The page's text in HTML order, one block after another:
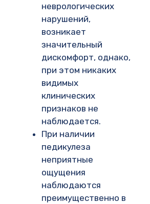
неврологических
нарушений,
возникает
значительный
дискомфорт, однако,
при этом никаких
видимых
клинических
признаков не
наблюдается.
При наличии
педикулеза
неприятные
ощущения
наблюдаются
преимущественно в